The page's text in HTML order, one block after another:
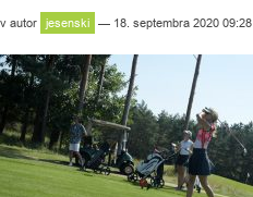
v autor jesenski — 18. septembra 2020 09:28